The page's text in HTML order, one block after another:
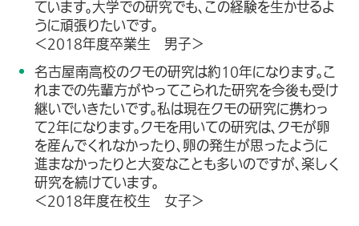
ています。大学での研究でも、この経験を生かせるよ
うに頑張りたいです。
＜2018年度卒業生 男子＞
名古屋南高校のクモの研究は約10年になります。こ
れまでの先輩方がやってこられた研究を今後も受け
継いでいきたいです。私は現在クモの研究に携わっ
て2年になります。クモを用いての研究は、クモが卵
を産んでくれなかったり、卵の発生が思ったように
進まなかったりと大変なことも多いのですが、楽しく
研究を続けています。
＜2018年度在校生 女子＞